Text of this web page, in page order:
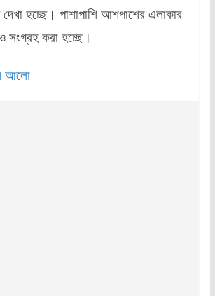
দেখা হচ্ছে। পাশাপাশি আশপাশের এলাকার
সংগ্রহ করা হচ্ছে।
আলো